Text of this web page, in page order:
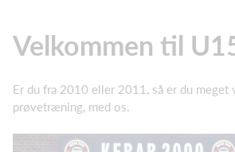
Velkommen til
Er du fra 2010 eller 2011, så er du meget
prøvetræning, med os.